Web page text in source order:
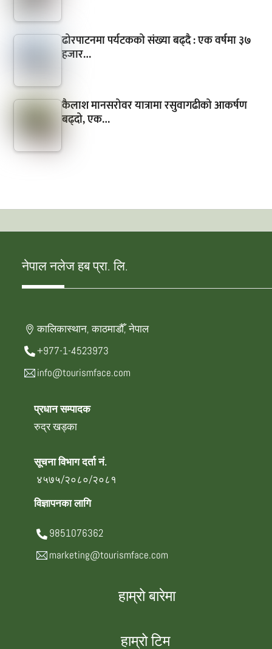
ढोरपाटनमा पर्यटकको संख्या बढ्दै : एक वर्षमा ३७
हजार…
कैलाश मानसरोवर यात्रामा रसुवागढीको आकर्षण
बढ्दो, एक…
नेपाल नलेज हब प्रा. लि.
कालिकास्थान, काठमाडौँ, नेपाल
+977-1-4523973
info@tourismface.com
प्रधान सम्पादक
रुद्र खड्का
सूचना विभाग दर्ता नं.
४५७५/२०८०/२०८१
विज्ञापनका लागि
9851076362
marketing@tourismface.com
हाम्रो बारेमा
हाम्रो टिम